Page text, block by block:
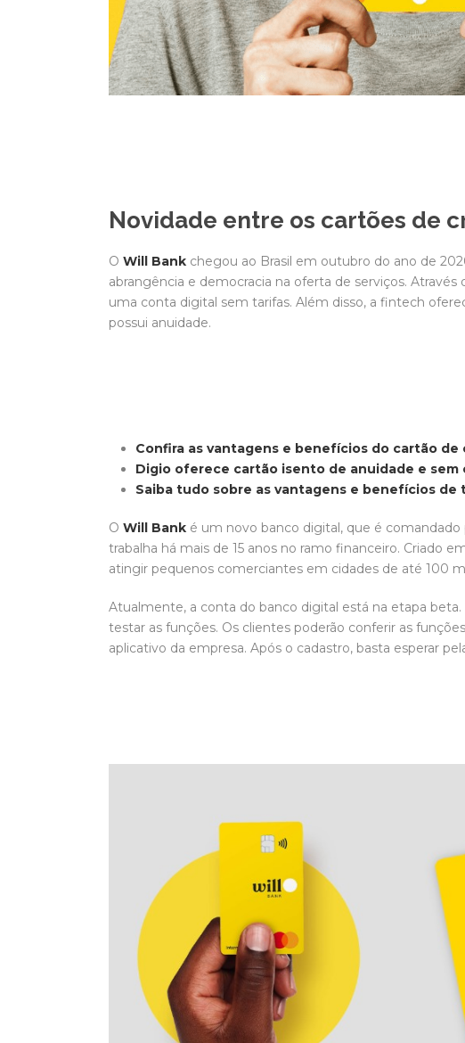
Novidade entre os cartões de
O Will Bank chegou ao Brasil em outubro do ano de
abrangência e democracia na oferta de serviços.
uma conta digital sem tarifas. Além disso, a fintech
possui anuidade.
Confira as vantagens e benefícios do cartão
Digio oferece cartão isento de anuidade e sem
Saiba tudo sobre as vantagens e benefícios
O Will Bank é um novo banco digital, que é
trabalha há mais de 15 anos no ramo financeiro. Criado
atingir pequenos comerciantes em cidades de até 100
Atualmente, a conta do banco digital está na etapa
testar as funções. Os clientes poderão conferir as
aplicativo da empresa. Após o cadastro, basta esperar